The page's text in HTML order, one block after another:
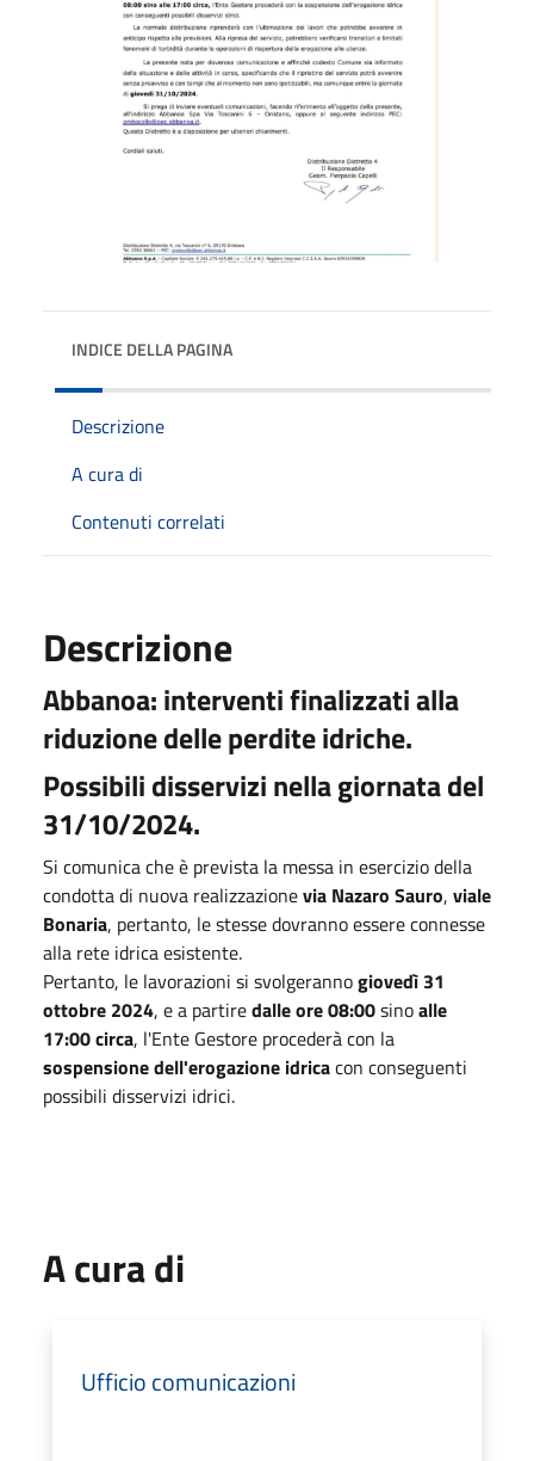
INDICE DELLA PAGINA
Descrizione
A cura di
Contenuti correlati
Descrizione
Abbanoa: interventi finalizzati alla
riduzione delle perdite idriche.
Possibili disservizi nella giornata del
31/10/2024.
Si comunica che è prevista la messa in esercizio della
condotta di nuova realizzazionevia Nazaro Sauro, viale
Bonaria, pertanto, le stesse dovranno essere connesse
alla rete idrica esistente.
Pertanto, le lavorazioni si svolgerannogiovedì 31
ottobre 2024, e a partiredalle ore 08:00sinoalle
17:00 circa, l'Ente Gestore procederà con la
sospensione dell'erogazione idricacon conseguenti
possibili disservizi idrici.
A cura di
Ufficio comunicazioni